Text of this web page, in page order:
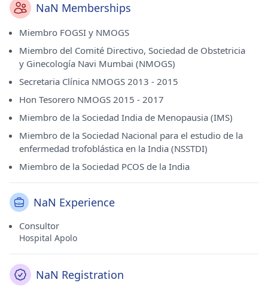
NaN Memberships
Miembro FOGSI y NMOGS
Miembro del Comité Directivo, Sociedad de Obstetricia
y Ginecología Navi Mumbai (NMOGS)
Secretaria Clínica NMOGS 2013 - 2015
Hon Tesorero NMOGS 2015 - 2017
Miembro de la Sociedad India de Menopausia (IMS)
Miembro de la Sociedad Nacional para el estudio de la
enfermedad trofoblástica en la India (NSSTDI)
Miembro de la Sociedad PCOS de la India
NaN Experience
Consultor
Hospital Apolo
NaN Registration